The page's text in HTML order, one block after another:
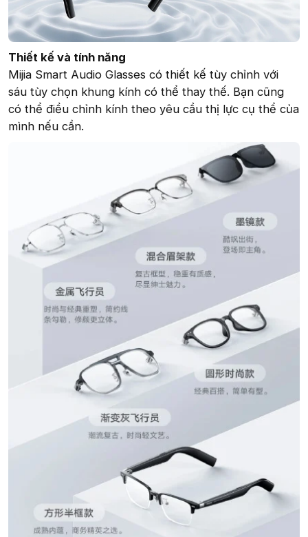
Thiết kế và tính năng
Mijia Smart Audio Glasses có thiết kế tùy chỉnh với
sáu tùy chọn khung kính có thể thay thế. Bạn cũng
có thể điều chỉnh kính theo yêu cầu thị lực cụ thể của
mình nếu cần.